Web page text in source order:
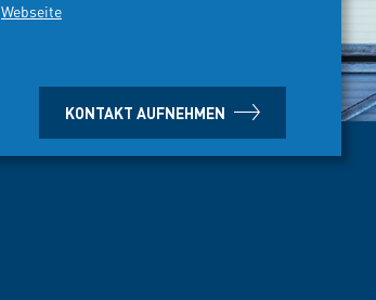
Webseite
KONTAKT AUFNEHMEN